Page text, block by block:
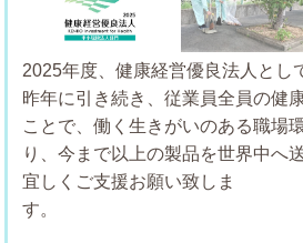
2025年度、健康経営優良法人とし
昨年に引き続き、従業員全員の健
ことで、働く生きがいのある職場
り、今まで以上の製品を世界中へ
宜しくご支援お願い致しま
す